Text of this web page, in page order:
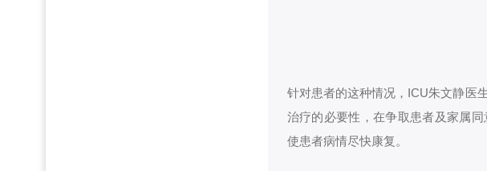
针对患者的这种情况，ICU朱文静医
治疗的必要性，在争取患者及家属
使患者病情尽快康复。